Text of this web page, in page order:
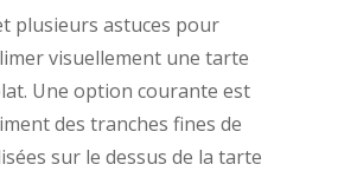
plusieurs astuces pour
visuellement une tarte
Une option courante est
des tranches fines de
sur le dessus de la tarte